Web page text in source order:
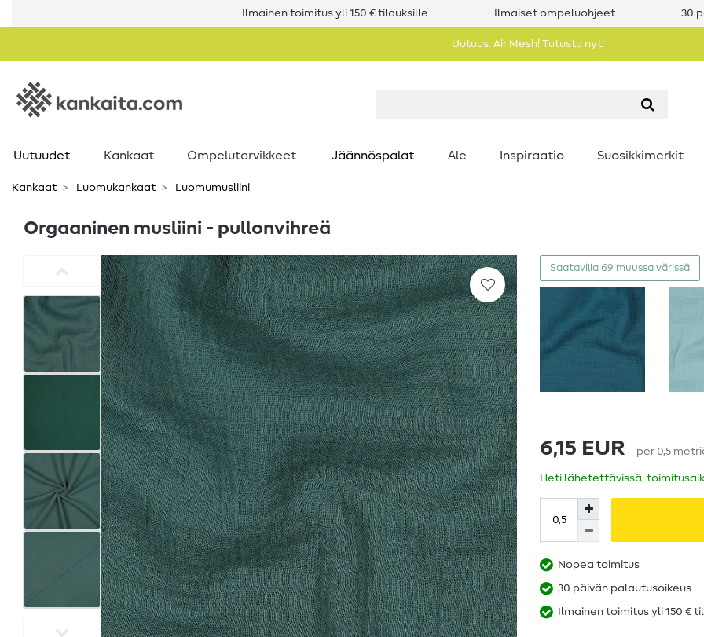
Ilmainen toimitus yli 150 € tilauksille Ilmaiset ompeluohjeet 30
Uutuus: Air Mesh! Tutustu nyt!
Uutuudet Kankaat Ompelutarvikkeet Jäännöspalat Ale Inspiraatio Suosikkimerkit
Kankaat Luomukankaat Luomumusliini
Orgaaninen musliini - pullonvihreä
Saatavilla 69 muussa värissä
6,15 EUR per 0,5
Heti lähetettävissä,
Nopea toimitus
30 päivän palautusoikeus
Ilmainen toimitus yli 150 €